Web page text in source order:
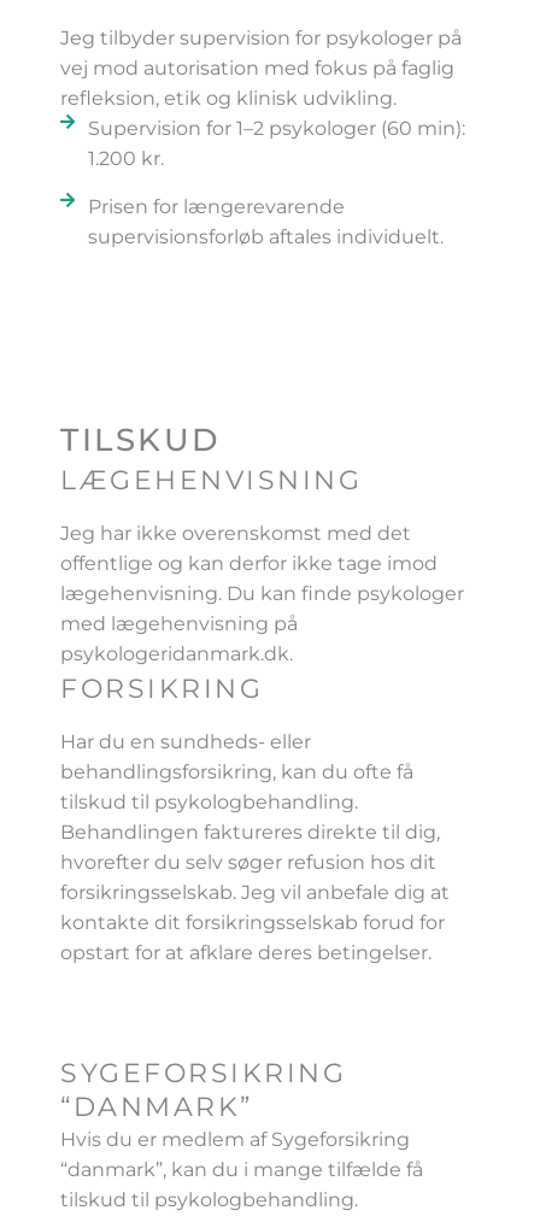
Jeg tilbyder supervision for psykologer på
vej mod autorisation med fokus på faglig
refleksion, etik og klinisk udvikling.
Supervision for 1–2 psykologer (60 min):
1.200 kr.
Prisen for længerevarende
supervisionsforløb aftales individuelt.
TILSKUD
LÆGEHENVISNING
Jeg har ikke overenskomst med det
offentlige og kan derfor ikke tage imod
lægehenvisning. Du kan finde psykologer
med lægehenvisning på
psykologeridanmark.dk.
FORSIKRING
Har du en sundheds- eller
behandlingsforsikring, kan du ofte få
tilskud til psykologbehandling.
Behandlingen faktureres direkte til dig,
hvorefter du selv søger refusion hos dit
forsikringsselskab. Jeg vil anbefale dig at
kontakte dit forsikringsselskab forud for
opstart for at afklare deres betingelser.
SYGEFORSIKRING
“DANMARK”
Hvis du er medlem af Sygeforsikring
“danmark”, kan du i mange tilfælde få
tilskud til psykologbehandling.